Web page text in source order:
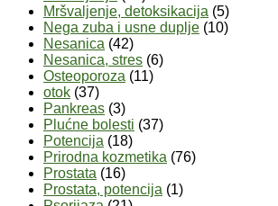
Mršvaljenje, detoksikacija (5)
Nega zuba i usne duplje (10)
Nesanica (42)
Nesanica, stres (6)
Osteoporoza (11)
otok (37)
Pankreas (3)
Plućne bolesti (37)
Potencija (18)
Prirodna kozmetika (76)
Prostata (16)
Prostata, potencija (1)